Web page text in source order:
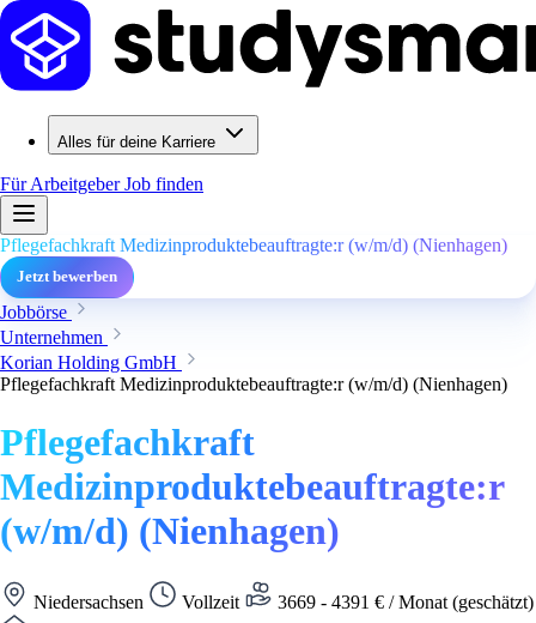
Alles für deine Karriere
Für ArbeitgeberJob finden
Pflegefachkraft Medizinproduktebeauftragte:r (w/m/d) (Nienhagen)
Jetzt bewerben
Jobbörse
Unternehmen
Korian Holding GmbH
Pflegefachkraft Medizinproduktebeauftragte:r (w/m/d) (Nienhagen)
Pflegefachkraft
Medizinproduktebeauftragte:r
(w/m/d) (Nienhagen)
Niedersachsen Vollzeit
3669 - 4391 € / Monat (geschätzt)